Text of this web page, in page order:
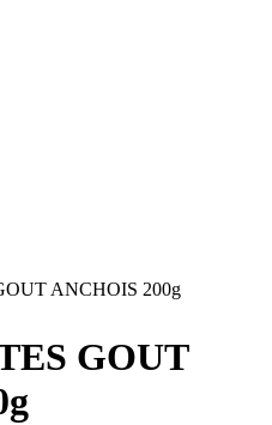
ANCHOIS 200g
GOUT